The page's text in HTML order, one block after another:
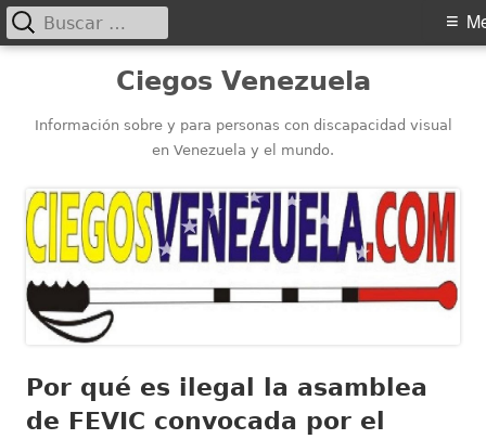
contenido
Ciegos Venezuela
Información sobre y para personas con discapacidad visual
en Venezuela y el mundo.
Menú
principal
Buscar:
Por qué es ilegal la asamblea
de FEVIC convocada por el